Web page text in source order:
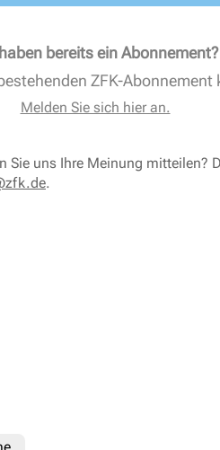
bereits ein Abonnement?
ZFK-Abonnement
Melden Sie sich hier an.
Sie uns Ihre Meinung mitteilen?
.